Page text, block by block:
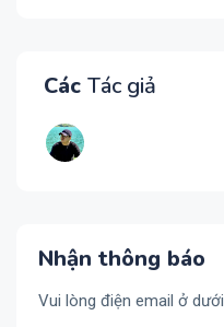
Các Tác giả
Nhận thông báo
Vui lòng điện email ở dưới